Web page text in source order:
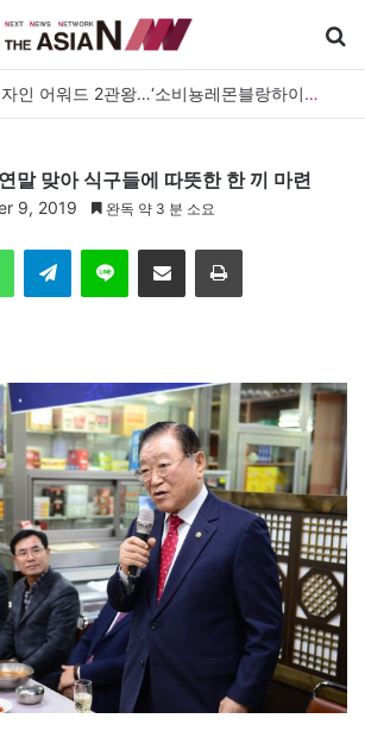
GS25, 세계 디자인 어워드 2관왕…‘소비뇽레몬블랑하이볼’ 디자인 경쟁력 인정
말 맞아 식구들에 따뜻한 한 끼 마련
9, 2019 완독 약 3 분 소요
Telegram 이메일